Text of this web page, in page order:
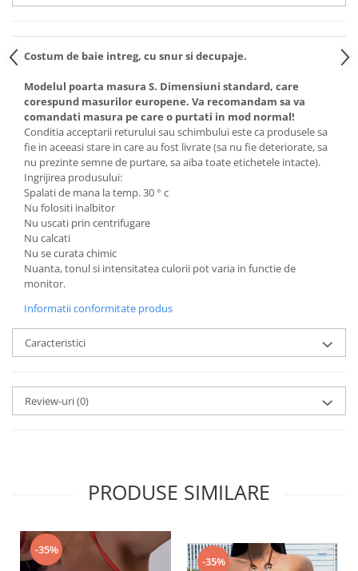
Costum de baie intreg, cu snur si decupaje.
Modelul poarta masura S. Dimensiuni standard, care
corespund masurilor europene. Va recomandam sa va
comandati masura pe care o purtati in mod normal!
Conditia acceptarii returului sau schimbului este ca produsele sa
fie in aceeasi stare in care au fost livrate (sa nu fie deteriorate, sa
nu prezinte semne de purtare, sa aiba toate etichetele intacte).
Ingrijirea produsului:
Spalati de mana la temp. 30 ° c
Nu folositi inalbitor
Nu uscati prin centrifugare
Nu calcati
Nu se curata chimic
Nuanta, tonul si intensitatea culorii pot varia in functie de
monitor.
Informatii conformitate produs
Caracteristici
Review-uri(0)
PRODUSE SIMILARE
-35%
-35%